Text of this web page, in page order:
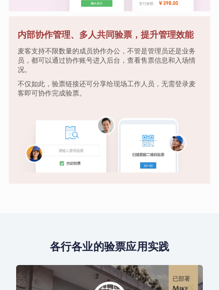
内部协作管理、多人共同验票，提升管理效能
麦客支持不限数量的成员协作办公，不管是管理员还是业务
员，都可以通过协作账号进入后台，查看售票信息和入场情
况。
不仅如此，验票链接还可分享给现场工作人员，无需登录麦
客即可协作完成验票。
各行各业的验票应用实践
已部署